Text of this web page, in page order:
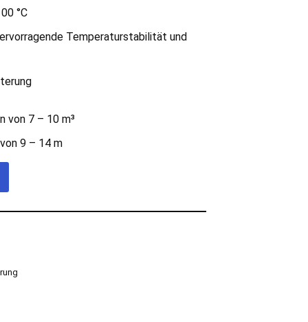
°C
Temperaturstabilität und
von 7 – 10 m³
9 – 14 m